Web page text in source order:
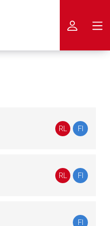
RL FI
RL FI
FI